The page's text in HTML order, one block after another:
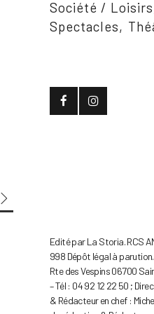
Société / Loisirs
Spectacles
Edité par La Storia. RCS
998 Dépôt légal à
Rte des Vespins 06700
– Tél : 04 92 12 22 50 ;
& Rédacteur en chef :